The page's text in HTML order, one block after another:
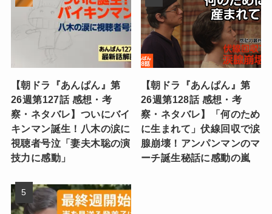
【朝ドラ『あんぱん』第
26週第127話 感想・考
察・ネタバレ】ついにバイ
キンマン誕生！八木の涙に
視聴者号泣「妻夫木聡の演
技力に感動」
【朝ドラ『あんぱん』第
26週第128話 感想・考
察・ネタバレ】「何のため
に生まれて」伏線回収で涙
腺崩壊！アンパンマンのマ
ーチ誕生秘話に感動の嵐